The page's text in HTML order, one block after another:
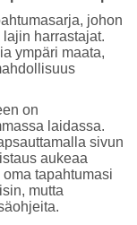
johon
harrastajat.
ympäri maata,
on
laidassa.
sivun
aukeaa
tapahtumasi
mutta